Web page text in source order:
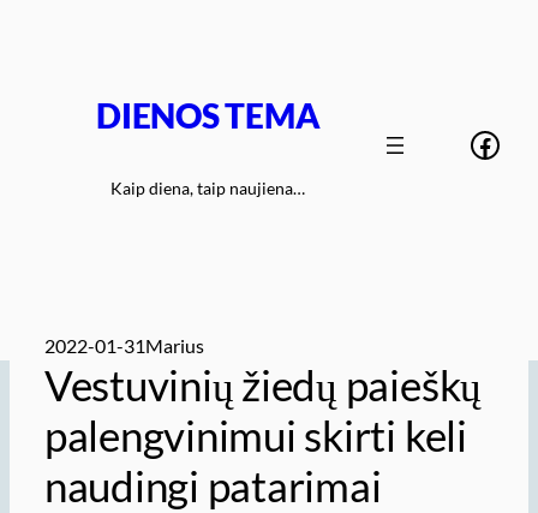
DIENOS TEMA
Kaip diena, taip naujiena…
2022-01-31Marius
Vestuvinių žiedų paieškų
palengvinimui skirti keli
naudingi patarimai